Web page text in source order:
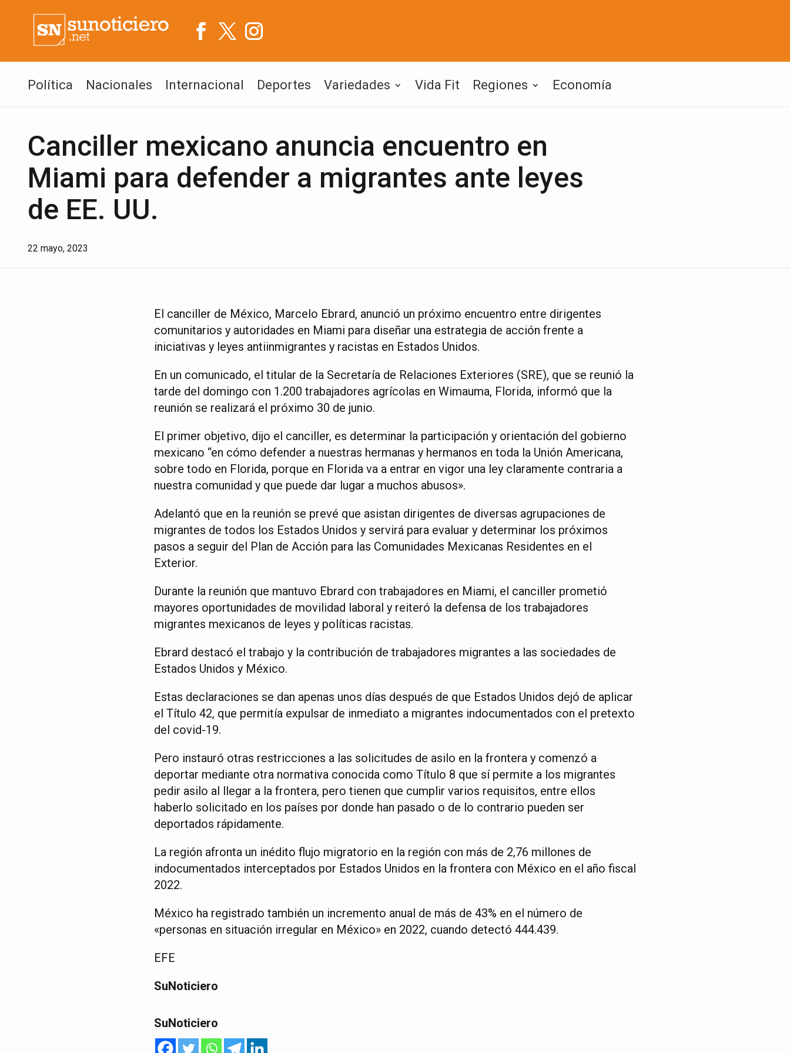
Política Nacionales Internacional Deportes Variedades Vida Fit Regiones Economía
Canciller mexicano anuncia encuentro en
Miami para defender a migrantes ante leyes
de EE. UU.
22 mayo, 2023
El canciller de México, Marcelo Ebrard, anunció un próximo encuentro entre dirigentes
comunitarios y autoridades en Miami para diseñar una estrategia de acción frente a
iniciativas y leyes antiinmigrantes y racistas en Estados Unidos.
En un comunicado, el titular de la Secretaría de Relaciones Exteriores (SRE), que se reunió la
tarde del domingo con 1.200 trabajadores agrícolas en Wimauma, Florida, informó que la
reunión se realizará el próximo 30 de junio.
El primer objetivo, dijo el canciller, es determinar la participación y orientación del gobierno
mexicano “en cómo defender a nuestras hermanas y hermanos en toda la Unión Americana,
sobre todo en Florida, porque en Florida va a entrar en vigor una ley claramente contraria a
nuestra comunidad y que puede dar lugar a muchos abusos».
Adelantó que en la reunión se prevé que asistan dirigentes de diversas agrupaciones de
migrantes de todos los Estados Unidos y servirá para evaluar y determinar los próximos
pasos a seguir del Plan de Acción para las Comunidades Mexicanas Residentes en el
Exterior.
Durante la reunión que mantuvo Ebrard con trabajadores en Miami, el canciller prometió
mayores oportunidades de movilidad laboral y reiteró la defensa de los trabajadores
migrantes mexicanos de leyes y políticas racistas.
Ebrard destacó el trabajo y la contribución de trabajadores migrantes a las sociedades de
Estados Unidos y México.
Estas declaraciones se dan apenas unos días después de que Estados Unidos dejó de aplicar
el Título 42, que permitía expulsar de inmediato a migrantes indocumentados con el pretexto
del covid-19.
Pero instauró otras restricciones a las solicitudes de asilo en la frontera y comenzó a
deportar mediante otra normativa conocida como Título 8 que sí permite a los migrantes
pedir asilo al llegar a la frontera, pero tienen que cumplir varios requisitos, entre ellos
haberlo solicitado en los países por donde han pasado o de lo contrario pueden ser
deportados rápidamente.
La región afronta un inédito flujo migratorio en la región con más de 2,76 millones de
indocumentados interceptados por Estados Unidos en la frontera con México en el año fiscal
2022.
México ha registrado también un incremento anual de más de 43% en el número de
«personas en situación irregular en México» en 2022, cuando detectó 444.439.
EFE
SuNoticiero
SuNoticiero